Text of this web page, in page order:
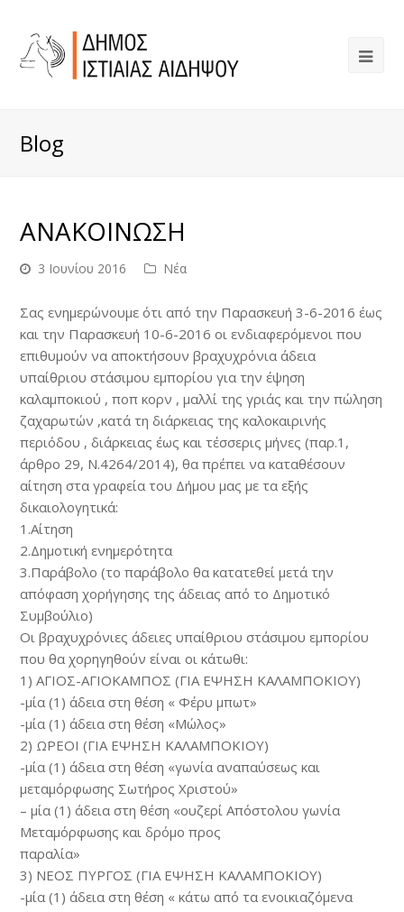
Blog
ΑΝΑΚΟΙΝΩΣΗ
3 Ιουνίου 2016 Νέα
Σας ενημερώνουμε ότι από την Παρασκευή 3-6-2016 έως
και την Παρασκευή 10-6-2016 οι ενδιαφερόμενοι που
επιθυμούν να αποκτήσουν βραχυχρόνια άδεια
υπαίθριου στάσιμου εμπορίου για την έψηση
καλαμποκιού , ποπ κορν , μαλλί της γριάς και την πώληση
ζαχαρωτών ,κατά τη διάρκειας της καλοκαιρινής
περιόδου , διάρκειας έως και τέσσερις μήνες (παρ.1,
άρθρο 29, Ν.4264/2014), θα πρέπει να καταθέσουν
αίτηση στα γραφεία του Δήμου μας με τα εξής
δικαιολογητικά:
1.Αίτηση
2.Δημοτική ενημερότητα
3.Παράβολο (το παράβολο θα κατατεθεί μετά την
απόφαση χορήγησης της άδειας από το Δημοτικό
Συμβούλιο)
Οι βραχυχρόνιες άδειες υπαίθριου στάσιμου εμπορίου
που θα χορηγηθούν είναι οι κάτωθι:
1) ΑΓΙΟΣ-ΑΓΙΟΚΑΜΠΟΣ (ΓΙΑ ΕΨΗΣΗ ΚΑΛΑΜΠΟΚΙΟΥ)
-μία (1) άδεια στη θέση « Φέρυ μπωτ»
-μία (1) άδεια στη θέση «Μώλος»
2) ΩΡΕΟΙ (ΓΙΑ ΕΨΗΣΗ ΚΑΛΑΜΠΟΚΙΟΥ)
-μία (1) άδεια στη θέση «γωνία αναπαύσεως και
μεταμόρφωσης Σωτήρος Χριστού»
– μία (1) άδεια στη θέση «ουζερί Απόστολου γωνία
Μεταμόρφωσης και δρόμο προς
παραλία»
3) ΝΕΟΣ ΠΥΡΓΟΣ (ΓΙΑ ΕΨΗΣΗ ΚΑΛΑΜΠΟΚΙΟΥ)
-μία (1) άδεια στη θέση « κάτω από τα ενοικιαζόμενα